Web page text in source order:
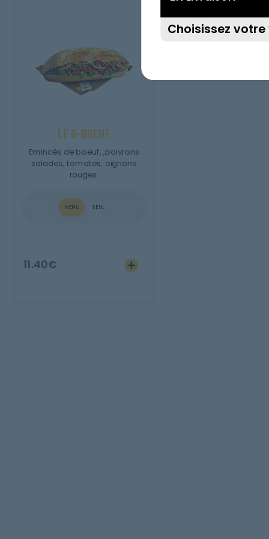
LE B-BOEUF
Emincés de boeuf, ,poivrons
salades, tomates, oignons
rouges.
MENU SEUL
11.40€